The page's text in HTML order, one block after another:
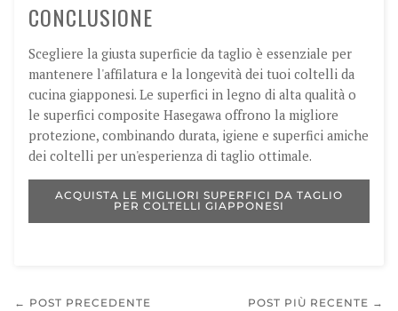
CONCLUSIONE
Scegliere la giusta superficie da taglio è essenziale per
mantenere l'affilatura e la longevità dei tuoi coltelli da
cucina giapponesi. Le superfici in legno di alta qualità o
le superfici composite Hasegawa offrono la migliore
protezione, combinando durata, igiene e superfici amiche
dei coltelli per un'esperienza di taglio ottimale.
ACQUISTA LE MIGLIORI SUPERFICI DA TAGLIO
PER COLTELLI GIAPPONESI
← POST PRECEDENTE POST PIÙ RECENTE →